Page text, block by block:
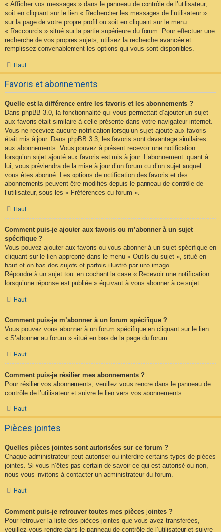
« Afficher vos messages » dans le panneau de contrôle de l’utilisateur,
soit en cliquant sur le lien « Rechercher les messages de l’utilisateur »
sur la page de votre propre profil ou soit en cliquant sur le menu
« Raccourcis » situé sur la partie supérieure du forum. Pour effectuer une
recherche de vos propres sujets, utilisez la recherche avancée et
remplissez convenablement les options qui vous sont disponibles.
Haut
Favoris et abonnements
Quelle est la différence entre les favoris et les abonnements ?
Dans phpBB 3.0, la fonctionnalité qui vous permettait d’ajouter un sujet
aux favoris était similaire à celle présente dans votre navigateur internet.
Vous ne receviez aucune notification lorsqu’un sujet ajouté aux favoris
était mis à jour. Dans phpBB 3.3, les favoris sont davantage similaires
aux abonnements. Vous pouvez à présent recevoir une notification
lorsqu’un sujet ajouté aux favoris est mis à jour. L’abonnement, quant à
lui, vous préviendra de la mise à jour d’un forum ou d’un sujet auquel
vous êtes abonné. Les options de notification des favoris et des
abonnements peuvent être modifiés depuis le panneau de contrôle de
l’utilisateur, sous les « Préférences du forum ».
Haut
Comment puis-je ajouter aux favoris ou m’abonner à un sujet
spécifique ?
Vous pouvez ajouter aux favoris ou vous abonner à un sujet spécifique en
cliquant sur le lien approprié dans le menu « Outils du sujet », situé en
haut et en bas des sujets et parfois illustré par une image.
Répondre à un sujet tout en cochant la case « Recevoir une notification
lorsqu’une réponse est publiée » équivaut à vous abonner à ce sujet.
Haut
Comment puis-je m’abonner à un forum spécifique ?
Vous pouvez vous abonner à un forum spécifique en cliquant sur le lien
« S’abonner au forum » situé en bas de la page du forum.
Haut
Comment puis-je résilier mes abonnements ?
Pour résilier vos abonnements, veuillez vous rendre dans le panneau de
contrôle de l’utilisateur et suivre le lien vers vos abonnements.
Haut
Pièces jointes
Quelles pièces jointes sont autorisées sur ce forum ?
Chaque administrateur peut autoriser ou interdire certains types de pièces
jointes. Si vous n’êtes pas certain de savoir ce qui est autorisé ou non,
nous vous invitons à contacter un administrateur du forum.
Haut
Comment puis-je retrouver toutes mes pièces jointes ?
Pour retrouver la liste des pièces jointes que vous avez transférées,
veuillez vous rendre dans le panneau de contrôle de l’utilisateur et suivre